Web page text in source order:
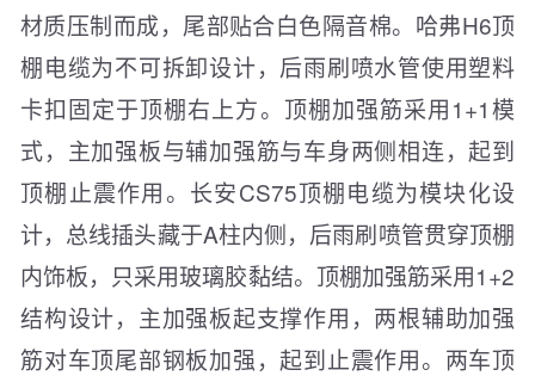
材质压制而成，尾部贴合白色隔音棉。哈弗H6顶
棚电缆为不可拆卸设计，后雨刷喷水管使用塑料
卡扣固定于顶棚右上方。顶棚加强筋采用1+1模
式，主加强板与辅加强筋与车身两侧相连，起到
顶棚止震作用。长安CS75顶棚电缆为模块化设
计，总线插头藏于A柱内侧，后雨刷喷管贯穿顶棚
内饰板，只采用玻璃胶黏结。顶棚加强筋采用1+2
结构设计，主加强板起支撑作用，两根辅助加强
筋对车顶尾部钢板加强，起到止震作用。两车顶